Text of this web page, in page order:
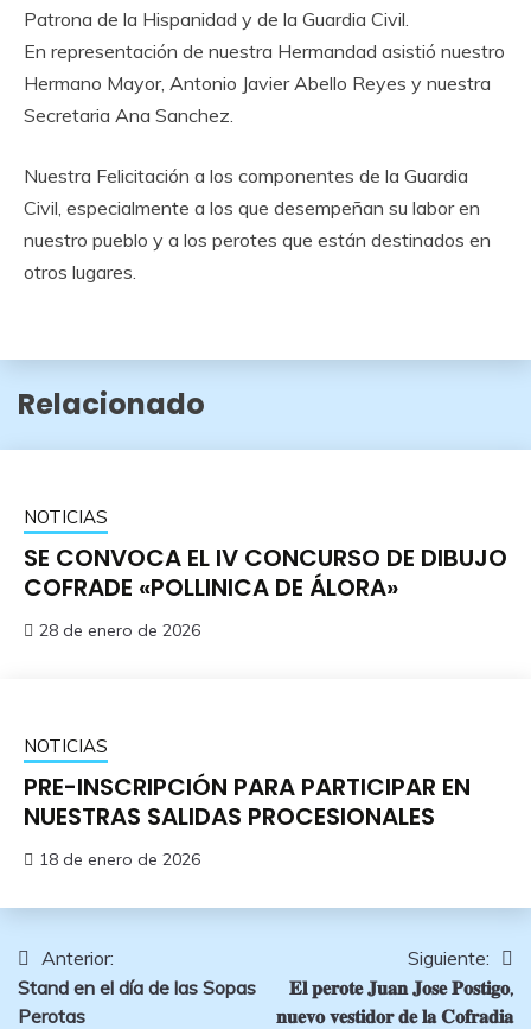
Patrona de la Hispanidad y de la Guardia Civil.
En representación de nuestra Hermandad asistió nuestro
Hermano Mayor, Antonio Javier Abello Reyes y nuestra
Secretaria Ana Sanchez.
Nuestra Felicitación a los componentes de la Guardia
Civil, especialmente a los que desempeñan su labor en
nuestro pueblo y a los perotes que están destinados en
otros lugares.
Relacionado
NOTICIAS
SE CONVOCA EL IV CONCURSO DE DIBUJO
COFRADE «POLLINICA DE ÁLORA»
28 de enero de 2026
NOTICIAS
PRE-INSCRIPCIÓN PARA PARTICIPAR EN
NUESTRAS SALIDAS PROCESIONALES
18 de enero de 2026
Navegación
de
Anterior:
Stand en el día de las Sopas
Perotas
Siguiente:
𝐄𝐥 𝐩𝐞𝐫𝐨𝐭𝐞 𝐉𝐮𝐚𝐧 𝐉𝐨𝐬𝐞 𝐏𝐨𝐬𝐭𝐢𝐠𝐨,
𝐧𝐮𝐞𝐯𝐨 𝐯𝐞𝐬𝐭𝐢𝐝𝐨𝐫 𝐝𝐞 𝐥𝐚 𝐂𝐨𝐟𝐫𝐚𝐝𝐢𝐚